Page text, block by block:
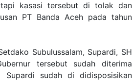
kasasi tersebut di tolak dan
PT Banda Aceh pada tahun
Subulussalam, Supardi, SH
tersebut sudah diterima
Supardi sudah di didisposisikan